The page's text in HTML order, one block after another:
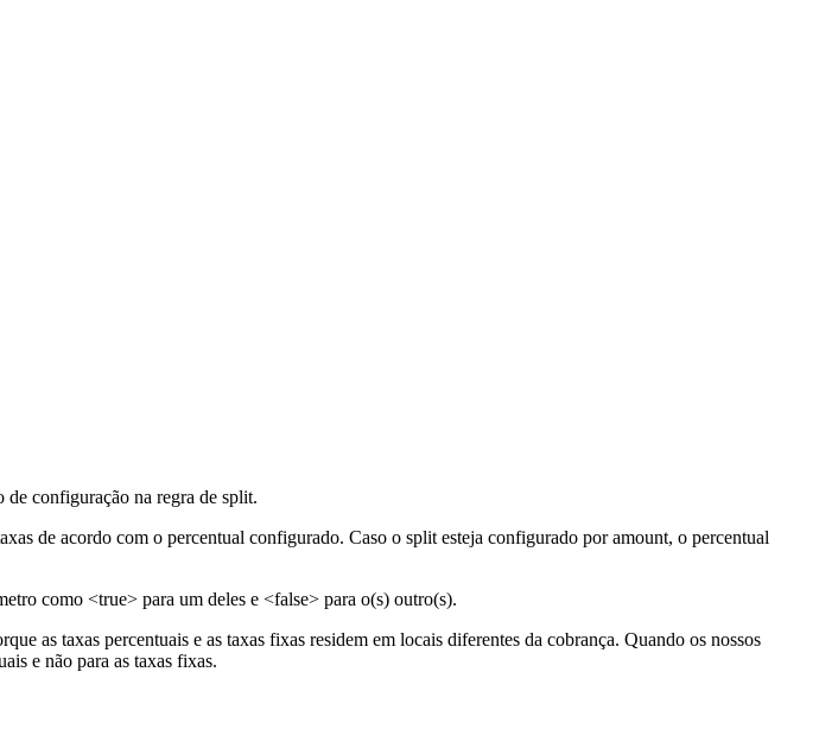
de configuração na regra de split.
de acordo com o percentual configurado. Caso o split esteja configurado por amount, o percentual
como <true> para um deles e <false> para o(s) outro(s).
as taxas percentuais e as taxas fixas residem em locais diferentes da cobrança. Quando os nossos
e não para as taxas fixas.